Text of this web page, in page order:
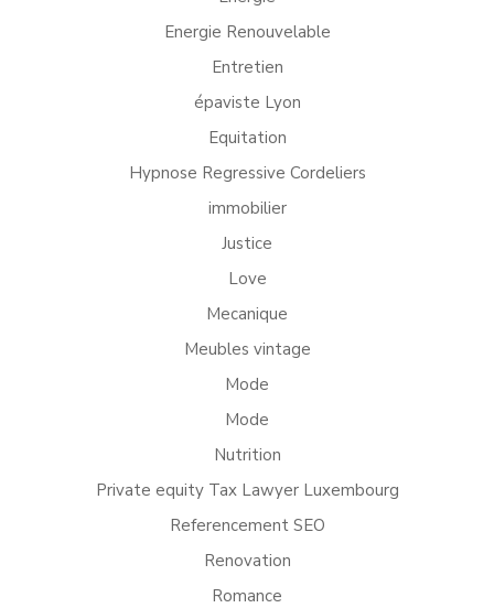
Energie Renouvelable
Entretien
épaviste Lyon
Equitation
Hypnose Regressive Cordeliers
immobilier
Justice
Love
Mecanique
Meubles vintage
Mode
Mode
Nutrition
Private equity Tax Lawyer Luxembourg
Referencement SEO
Renovation
Romance